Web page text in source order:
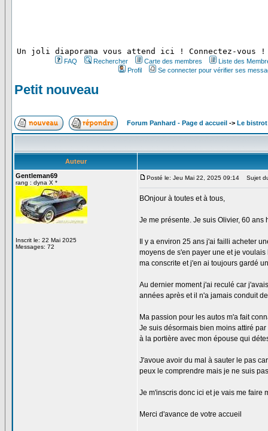
Un joli diaporama vous attend ici ! Connectez-vous !
FAQ Rechercher Carte des membres
Liste des
Profil
Se connecter pour vérifier ses
Petit nouveau
Forum Panhard - Page d accueil -> Le bistrot
Auteur
Gentleman69
rang : dyna X *
Inscrit le: 22 Mai 2025
Messages: 72
Posté le: Jeu Mai 22, 2025 09:14 Sujet
BOnjour à toutes et à tous,
Je me présente. Je suis Olivier, 60
Il y a environ 25 ans j'ai failli acheter
moyens de s'en payer une et je
ma conscrite et j'en ai toujours gardé
Au dernier moment j'ai reculé car
années après et il n'a jamais conduit
Ma passion pour les autos m'a fait
Je suis désormais bien moins attiré
à la portière avec mon épouse qui
J'avoue avoir du mal à sauter le pas
peux le comprendre mais je ne suis
Je m'inscris donc ici et je vais me faire
Merci d'avance de votre accueil